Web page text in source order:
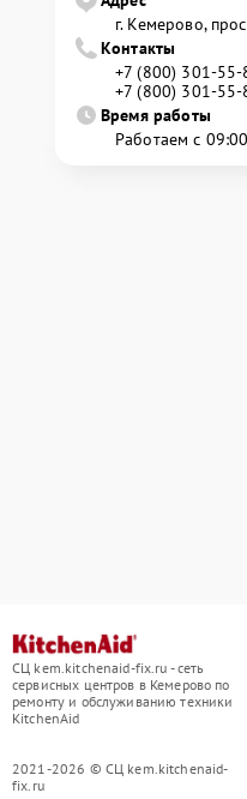
г. Кемерово,
Контакты
+7 (800) 301-55-
+7 (800) 301-55-
Время работы
Работаем с
СЦ kem.kitchenaid-fix.ru - сеть
сервисных центров в Кемерово по
ремонту и обслуживанию техники
KitchenAid
2021-2026 © СЦ kem.kitchenaid-
fix.ru